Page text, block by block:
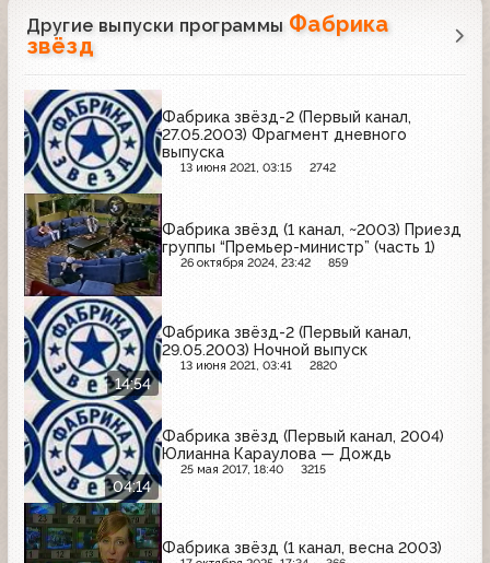
Другие выпуски программы Фабрика
звёзд
Фабрика звёзд-2 (Первый канал,
27.05.2003) Фрагмент дневного
выпуска
13 июня 2021, 03:15 2742
Фабрика звёзд (1 канал, ~2003) Приезд
группы “Премьер-министр” (часть 1)
26 октября 2024, 23:42 859
14:54
Фабрика звёзд-2 (Первый канал,
29.05.2003) Ночной выпуск
13 июня 2021, 03:41 2820
04:14
Фабрика звёзд (Первый канал, 2004)
Юлианна Караулова — Дождь
25 мая 2017, 18:40 3215
Фабрика звёзд (1 канал, весна 2003)